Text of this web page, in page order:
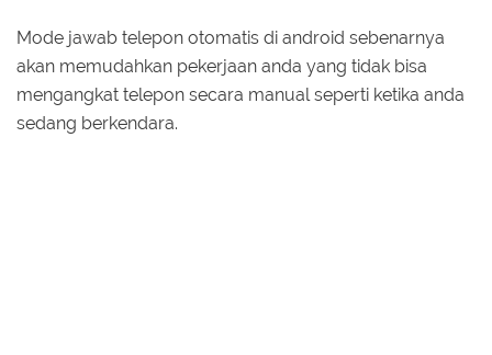
Mode jawab telepon otomatis di android sebenarnya
akan memudahkan pekerjaan anda yang tidak bisa
mengangkat telepon secara manual seperti ketika anda
sedang berkendara.